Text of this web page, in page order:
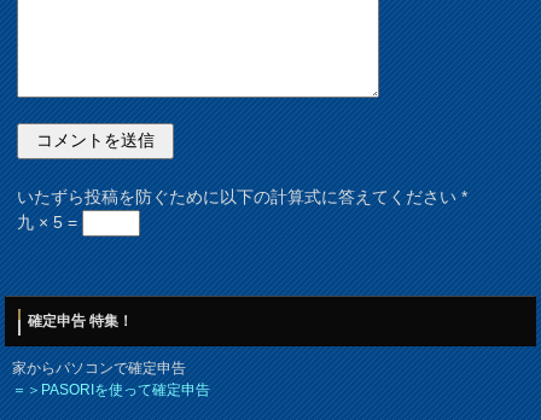
いたずら投稿を防ぐために以下の計算式に答えてください*
九 × 5 =
確定申告 特集！
家からパソコンで確定申告
＝＞PASORIを使って確定申告